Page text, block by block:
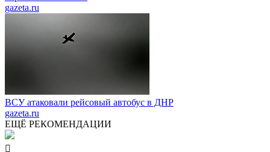
gazeta.ru
ВСУ атаковали рейсовый автобус в ДНР
gazeta.ru
ЕЩЁ РЕКОМЕНДАЦИИ
